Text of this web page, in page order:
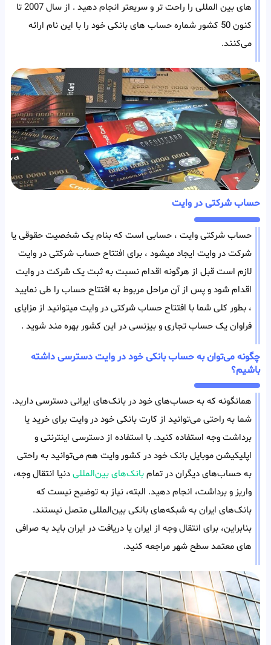
های بین المللی را راحت تر و سریعتر انجام دهید . از سال 2007 تا
کنون 50 کشور شماره حساب های بانکی خود را با این نام ارائه
می‌کنند.
حساب شرکتی در وایت
حساب شرکتی وایت ، حسابی است که بنام یک شخصیت حقوقی یا
شرکت در وایت ایجاد میشود ، برای افتتاح حساب شرکتی در وایت
لازم است قبل از هرگونه اقدام نسبت به ثبت یک شرکت در وایت
اقدام شود و پس از آن مراحل مربوط به افتتاح حساب را طی نمایید
، بطور کلی شما با افتتاح حساب شرکتی در وایت میتوانید از مزایای
فراوان یک حساب تجاری و بیزنسی در این کشور بهره مند شوید .
چگونه می‌توان به حساب بانکی خود در وایت دسترسی داشته
باشیم؟
همانگونه که به حساب‌های خود در بانک‌های ایرانی دسترسی دارید.
شما به راحتی می‌توانید از کارت بانکی خود در وایت برای خرید یا
برداشت وجه استفاده کنید. با استفاده از دسترسی اینترنتی و
اپلیکیشن موبایل بانک خود در کشور وایت هم می‌توانید به راحتی
به حساب‌های دیگران در تمامبانک‌های بین‌المللیدنیا انتقال وجه،
واریز و برداشت، انجام دهید. البته، نیاز به توضیح نیست که
بانک‌های ایران به شبکه‌های بانکی بین‌المللی متصل نیستند.
بنابراین، برای انتقال وجه از ایران یا دریافت در ایران باید به صرافی
های معتمد سطح شهر مراجعه کنید.